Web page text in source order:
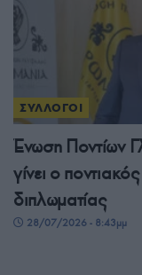
ΣΥΛΛΟΓΟΙ
Ένωση Ποντίων
γίνει ο
διπλωματίας
28/07/2026 - 8:43μμ